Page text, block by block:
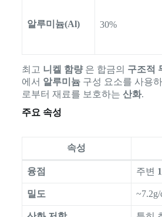
알루미늄(Al) 30%
최고 니켈 함량은 합금의 구조적
에서 알루미늄구성 요소를 사용
로부터 재료를 보호하는 산화.
주요 속성
속성
융점 주변
밀도 ~7.2g/